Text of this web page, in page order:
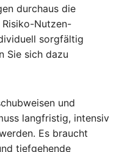
durchaus die
Nutzen-
sorgfältig
Sie sich dazu
und
langfristig, intensiv
Es braucht
tiefgehende